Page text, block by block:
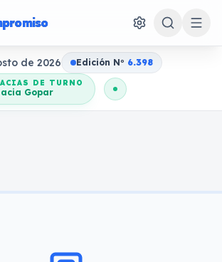
de 2026 Edición No 6.398
DE TURNO
Gopar